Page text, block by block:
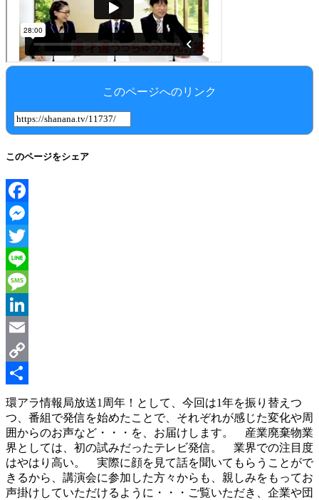
このページへのリンク
このページをシェア
Facebook
Messenger
Twitter
Line
Message
LinkedIn
Email
Copy
Link
共
有
環アラ情報局放送1周年！として、今回は1年を振り替えつ
つ、番組で発信を始めたことで、それぞれが感じた変化や周
囲からのお声など・・・を、お届けします。 産業廃棄物業
界としては、初の試みだったテレビ発信。 業界での注目度
はやはり高い。 実際に顔を見て話を聞いてもらうことがで
きるから、講演会に参加した方々からも、親しみをもってお
声掛けしていただけるように・・・ご覧いただき、企業や団